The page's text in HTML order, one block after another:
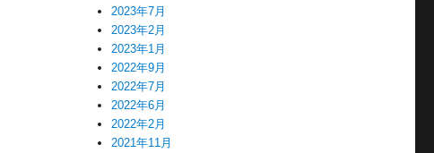
2023年7月
2023年2月
2023年1月
2022年9月
2022年7月
2022年6月
2022年2月
2021年11月